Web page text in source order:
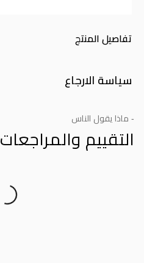
تفاصيل المنتج
سياسة الارجاع
- ماذا يقول الناس
التقييم والمراجعات